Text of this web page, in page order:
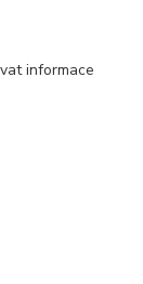
informace